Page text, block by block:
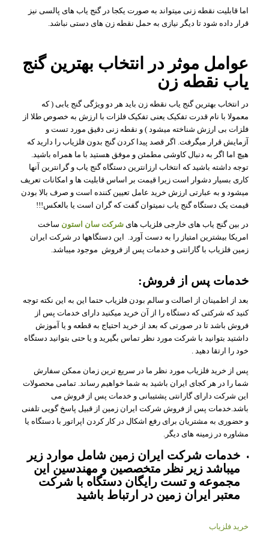
اما قابلیت نقطه زنی میتواند به صورت یکجا در گنج یاب های پالسی نیز
قرار داده شود تا دیگر نیازی به حمل نقطه زن های دستی نباشد.
عوامل موثر در انتخاب بهترین گنج
یاب نقطه زن
در انتخاب بهترین گنج یاب نقطه زن باید هر دو ویژگی گنج یابی ( که
معمولا با نام قدرت تفکیک یعنی تفکیک فلزات با ارزش به خصوص طلا از
فلزات بی ارزش شناخته میشود ) و نقطه زنی دقیق مورد تست و
آزمایش قرار میگرفت. اگر قصد پیدا کردن گنج بدون فلزیاب را دارید که
هیچ اما اگر به دنبال کاوشی مطمئن و موفق هستید با ما همراه باشید.
توجه داشته باشید که انتخاب ارزانترین دستگاه گنج یاب و گرانترین آنها
کاری بسیار دشوار است زیرا قیمت بر اساس قابلیت ها و امکانات تعریف
میشود و به عبارتی ارزش خرید عامل تعیین کننده است و صرف بالا بودن
قیمت یک دستگاه گنج یاب نمیتوان گفت که گران است یا بالعکس!!!
در بین گنج یاب های خارجی فلزیاب های شرکت سان استون ساخت
امریکا بیشترین امتیاز را به دست آورد. این دستگاهها در شرکت ایران
زمین فلزیاب با گارانتی و خدمات پس از فروش موجود میباشد.
خدمات پس از فروش:
بعد از اطمینان از اصالت و سالم بودن فلزیاب حتما این به این نکته توجه
کنید که شرکتی که دستگاه را از آن خرید میکنید دارای خدمات پس از
فروش باشد تا در صورتی که بعد از خرید احتیاج به قطعه و یا آموزش
داشتید بتوانید با شرکت مورد نظر تماس بگیرید و یا حتی بتوانید دستگاه
خود را ارتقا دهید .
پس از خرید فلزیاب مورد نظر ما در سریع ترین زمان ممکن سفارش
شما را در هر کجای ایران باشید به شما خواهیم رساند. تمامی محصولات
این شرکت دارای گارانتی پشتیبانی و خدمات پس از فروش می
باشد.خدمات پس از فروش شرکت ایران زمین از قبیل پاسخ گویی تلفنی
و حضوری به مشتریان برای رفع اشکال در کار کردن اپراتور با دستگاه یا
مشاوره در زمینه های دیگر.
خدمات شرکت ایران زمین شامل موارد زیر
میباشد زیر نظر متخصصین و مهندسین این
مجموعه و تست رایگان دستگاه با شرکت
معتبر ایران زمین در ارتباط باشید
خرید فلزیاب